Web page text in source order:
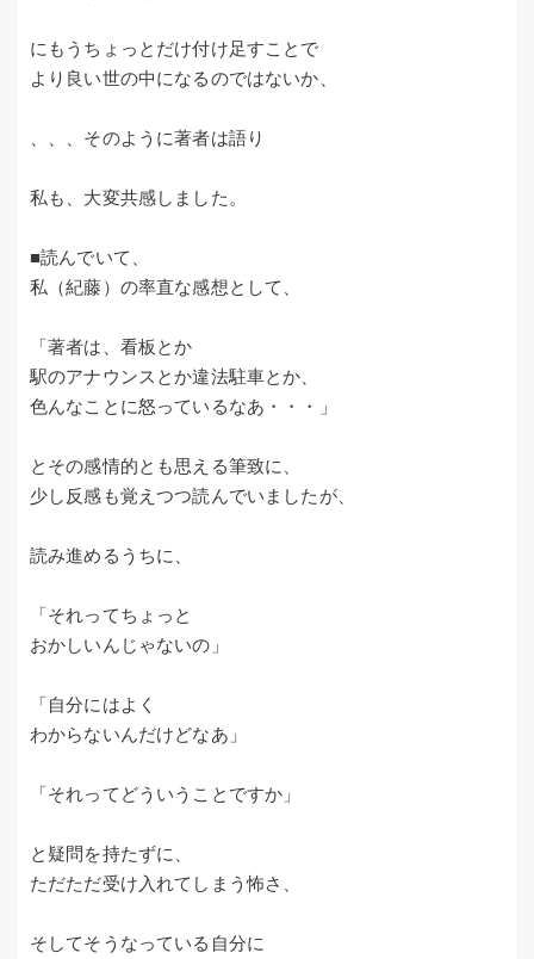
にもうちょっとだけ付け足すことで
より良い世の中になるのではないか、
、、、そのように著者は語り
私も、大変共感しました。
■読んでいて、
私（紀藤）の率直な感想として、
「著者は、看板とか
駅のアナウンスとか違法駐車とか、
色んなことに怒っているなあ・・・」
とその感情的とも思える筆致に、
少し反感も覚えつつ読んでいましたが、
読み進めるうちに、
「それってちょっと
おかしいんじゃないの」
「自分にはよく
わからないんだけどなあ」
「それってどういうことですか」
と疑問を持たずに、
ただただ受け入れてしまう怖さ、
そしてそうなっている自分に